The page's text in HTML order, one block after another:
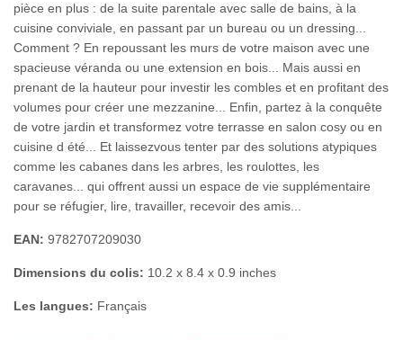
pièce en plus : de la suite parentale avec salle de bains, à la
cuisine conviviale, en passant par un bureau ou un dressing...
Comment ? En repoussant les murs de votre maison avec une
spacieuse véranda ou une extension en bois... Mais aussi en
prenant de la hauteur pour investir les combles et en profitant des
volumes pour créer une mezzanine... Enfin, partez à la conquête
de votre jardin et transformez votre terrasse en salon cosy ou en
cuisine d été... Et laissezvous tenter par des solutions atypiques
comme les cabanes dans les arbres, les roulottes, les
caravanes... qui offrent aussi un espace de vie supplémentaire
pour se réfugier, lire, travailler, recevoir des amis...
EAN: 9782707209030
Dimensions du colis: 10.2 x 8.4 x 0.9 inches
Les langues: Français